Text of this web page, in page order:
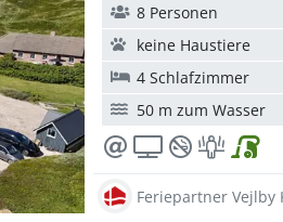
8 Personen
keine Haustiere
4 Schlafzimmer
50 m zum Wasser
Feriepartner Vejlby